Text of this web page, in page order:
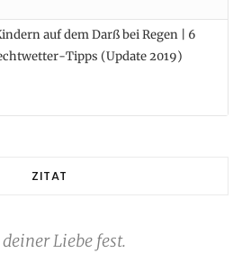
auf dem Darß bei Regen | 6
Tipps (Update 2019)
ZITAT
Liebe fest.